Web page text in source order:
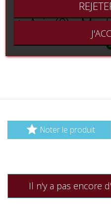
Avis (0) -
 Noter le produit
Il n'y a pas encore